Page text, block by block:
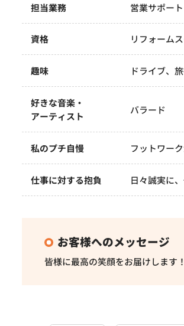
担当業務 営業サポート
資格 リフォーム
趣味 ドライブ、
好きな音楽・
アーティスト
バラード
私のプチ自慢 フットワー
仕事に対する抱負 日々誠実に
お客様へのメッセージ
皆様に最高の笑顔をお届けします！